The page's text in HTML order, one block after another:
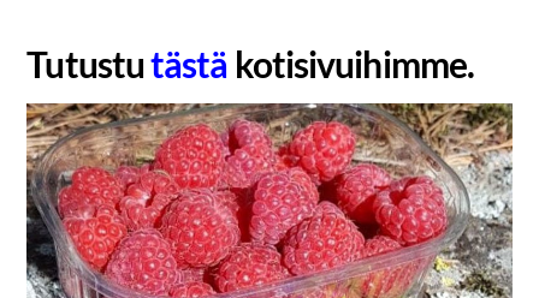
Tutustutästä kotisivuihimme.